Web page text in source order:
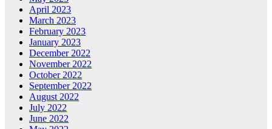
April 2023
March 2023
February 2023
January 2023
December 2022
November 2022
October 2022
September 2022
August 2022
July 2022
June 2022